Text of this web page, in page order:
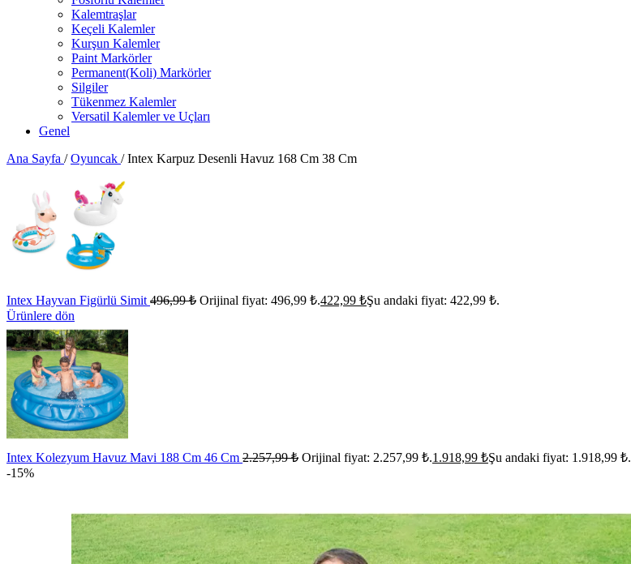
Kalemtraşlar
Keçeli Kalemler
Kurşun Kalemler
Paint Markörler
Permanent(Koli) Markörler
Silgiler
Tükenmez Kalemler
Versatil Kalemler ve Uçları
Genel
Ana Sayfa / Oyuncak / Intex Karpuz Desenli Havuz 168 Cm 38 Cm
Intex Hayvan Figürlü Simit 496,99₺ Orijinal fiyat: 496,99 ₺.422,99 ₺Şu andaki fiyat: 422,99 ₺.
Ürünlere dön
Intex Kolezyum Havuz Mavi 188 Cm 46 Cm 2.257,99₺ Orijinal fiyat: 2.257,99 ₺.1.918,99 ₺Şu andaki fiyat: 1.918,99 ₺.
-15%